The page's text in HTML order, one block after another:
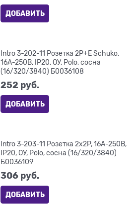
ДОБАВИТЬ
Intro 3-202-11 Розетка 2P+E Schuko,
16А-250В, IP20, ОУ, Polo, сосна
(16/320/3840) Б0036108
252 руб.
ДОБАВИТЬ
Intro 3-203-11 Розетка 2х2P, 16А-250В,
IP20, ОУ, Polo, сосна (16/320/3840)
Б0036109
306 руб.
ДОБАВИТЬ